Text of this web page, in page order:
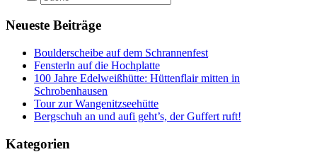
Neueste Beiträge
Boulderscheibe auf dem Schrannenfest
Fensterln auf die Hochplatte
100 Jahre Edelweißhütte: Hüttenflair mitten in
Schrobenhausen
Tour zur Wangenitzseehütte
Bergschuh an und aufi geht’s, der Guffert ruft!
Kategorien